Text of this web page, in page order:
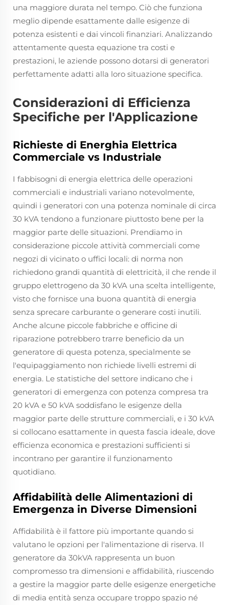
una maggiore durata nel tempo. Ciò che funziona
meglio dipende esattamente dalle esigenze di
potenza esistenti e dai vincoli finanziari. Analizzando
attentamente questa equazione tra costi e
prestazioni, le aziende possono dotarsi di generatori
perfettamente adatti alla loro situazione specifica.
Considerazioni di Efficienza
Specifiche per l'Applicazione
Richieste di Energhia Elettrica
Commerciale vs Industriale
I fabbisogni di energia elettrica delle operazioni
commerciali e industriali variano notevolmente,
quindi i generatori con una potenza nominale di circa
30 kVA tendono a funzionare piuttosto bene per la
maggior parte delle situazioni. Prendiamo in
considerazione piccole attività commerciali come
negozi di vicinato o uffici locali: di norma non
richiedono grandi quantità di elettricità, il che rende il
gruppo elettrogeno da 30 kVA una scelta intelligente,
visto che fornisce una buona quantità di energia
senza sprecare carburante o generare costi inutili.
Anche alcune piccole fabbriche e officine di
riparazione potrebbero trarre beneficio da un
generatore di questa potenza, specialmente se
l'equipaggiamento non richiede livelli estremi di
energia. Le statistiche del settore indicano che i
generatori di emergenza con potenza compresa tra
20 kVA e 50 kVA soddisfano le esigenze della
maggior parte delle strutture commerciali, e i 30 kVA
si collocano esattamente in questa fascia ideale, dove
efficienza economica e prestazioni sufficienti si
incontrano per garantire il funzionamento
quotidiano.
Affidabilità delle Alimentazioni di
Emergenza in Diverse Dimensioni
Affidabilità è il fattore più importante quando si
valutano le opzioni per l'alimentazione di riserva. Il
generatore da 30kVA rappresenta un buon
compromesso tra dimensioni e affidabilità, riuscendo
a gestire la maggior parte delle esigenze energetiche
di media entità senza occupare troppo spazio né